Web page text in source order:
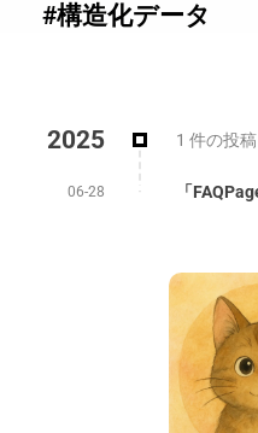
#構造化データ
2025 1 件の投稿
06-28